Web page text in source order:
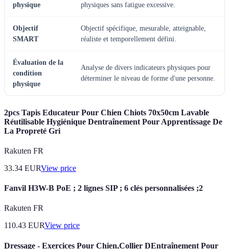
physique
physiques sans fatigue excessive.
Objectif
SMART
Objectif spécifique, mesurable, atteignable,
réaliste et temporellement défini.
Évaluation de la
condition
physique
Analyse de divers indicateurs physiques pour
déterminer le niveau de forme d'une personne.
2pcs Tapis Educateur Pour Chien Chiots 70x50cm Lavable
Réutilisable Hygiénique Dentraînement Pour Apprentissage De
La Propreté Gri
Rakuten FR
33.34 EURView price
Fanvil H3W-B PoE ; 2 lignes SIP ; 6 clés personnalisées ;2
Rakuten FR
110.43 EURView price
Dressage - Exercices Pour Chien,Collier DEntraînement Pour